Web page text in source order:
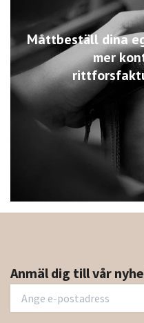
Måttbeställ dina
mer
Anmäl dig till vår